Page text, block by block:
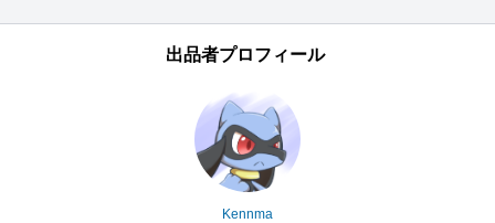
出品者プロフィール
Kennma